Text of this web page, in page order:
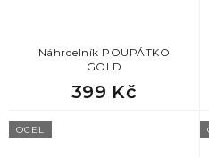
Náhrdelník POUPÁTKO
GOLD
399 Kč
OCEL